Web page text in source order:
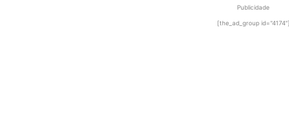
Publicidade
[the_ad_group id="4174"]